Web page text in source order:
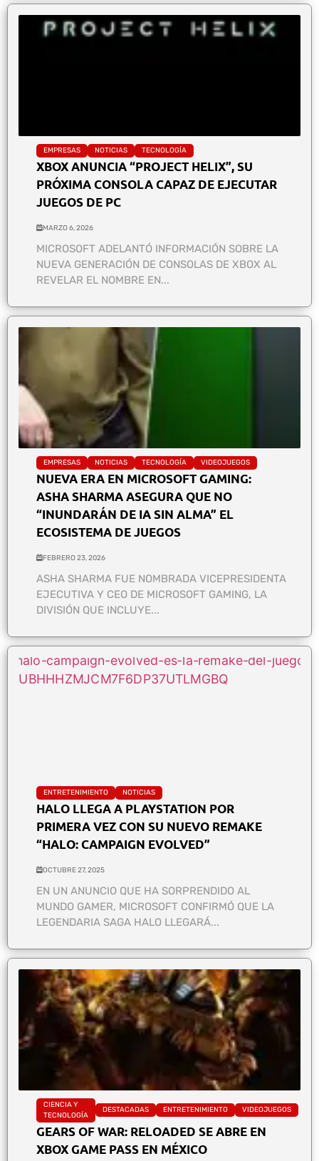
EMPRESAS NOTICIAS TECNOLOGÍA
XBOX ANUNCIA “PROJECT HELIX”, SU
PRÓXIMA CONSOLA CAPAZ DE EJECUTAR
JUEGOS DE PC
MARZO 6, 2026
MICROSOFT ADELANTÓ INFORMACIÓN SOBRE LA
NUEVA GENERACIÓN DE CONSOLAS DE XBOX AL
REVELAR EL NOMBRE EN...
EMPRESAS NOTICIAS TECNOLOGÍA VIDEOJUEGOS
NUEVA ERA EN MICROSOFT GAMING:
ASHA SHARMA ASEGURA QUE NO
“INUNDARÁN DE IA SIN ALMA” EL
ECOSISTEMA DE JUEGOS
FEBRERO 23, 2026
ASHA SHARMA FUE NOMBRADA VICEPRESIDENTA
EJECUTIVA Y CEO DE MICROSOFT GAMING, LA
DIVISIÓN QUE INCLUYE...
ENTRETENIMIENTO NOTICIAS
HALO LLEGA A PLAYSTATION POR
PRIMERA VEZ CON SU NUEVO REMAKE
“HALO: CAMPAIGN EVOLVED”
OCTUBRE 27, 2025
EN UN ANUNCIO QUE HA SORPRENDIDO AL
MUNDO GAMER, MICROSOFT CONFIRMÓ QUE LA
LEGENDARIA SAGA HALO LLEGARÁ...
CIENCIA Y
TECNOLOGÍA
DESTACADAS ENTRETENIMIENTO VIDEOJUEGOS
GEARS OF WAR: RELOADED SE ABRE EN
XBOX GAME PASS EN MÉXICO